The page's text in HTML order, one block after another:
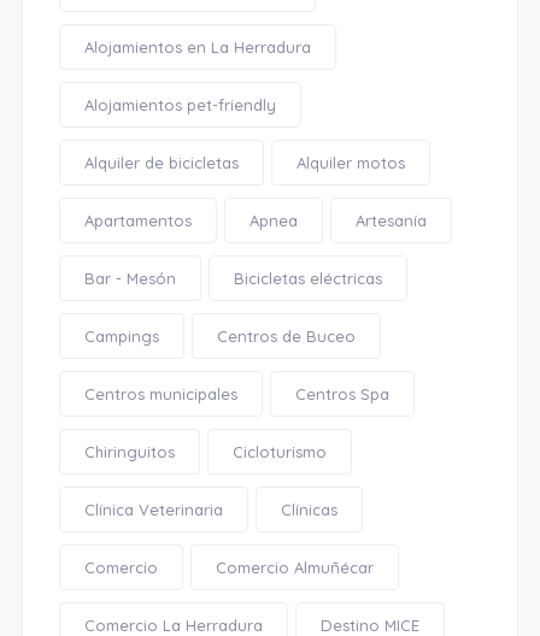
Alojamientos en La Herradura
Alojamientos pet-friendly
Alquiler de bicicletas Alquiler motos
Apartamentos Apnea Artesanía
Bar - Mesón Bicicletas eléctricas
Campings Centros de Buceo
Centros municipales Centros Spa
Chiringuitos Cicloturismo
Clínica Veterinaria Clínicas
Comercio Comercio Almuñécar
Comercio La Herradura Destino MICE